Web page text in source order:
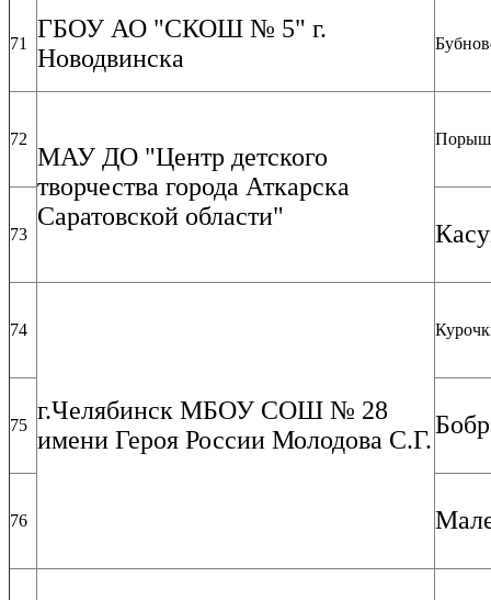
71
ГБОУ АО "СКОШ № 5" г.
Новодвинска
72
МАУ ДО "Центр детского
творчества города Аткарска
Саратовской области"
73
74
г.Челябинск МБОУ СОШ № 28
имени Героя России Молодова С.Г.
75
76